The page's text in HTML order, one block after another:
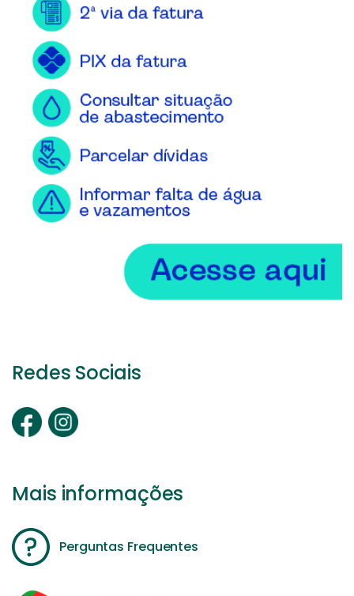
Redes Sociais
Mais informações
Perguntas Frequentes